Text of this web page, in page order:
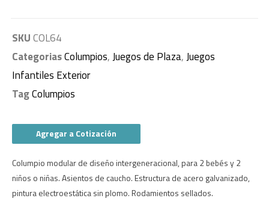
SKUCOL64
CategoriasColumpios,Juegos de Plaza,Juegos
Infantiles Exterior
TagColumpios
Agregar a Cotización
Columpio modular de diseño intergeneracional, para 2 bebés y 2
niños o niñas. Asientos de caucho. Estructura de acero galvanizado,
pintura electroestática sin plomo. Rodamientos sellados.